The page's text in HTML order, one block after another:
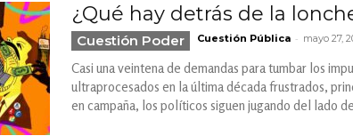
¿Qué hay detrás de la
Cuestión Poder Cuestión Pública - mayo 27,
Casi una veintena de demandas para tumbar los
ultraprocesados en la última década frustrados,
en campaña, los políticos siguen jugando del lado